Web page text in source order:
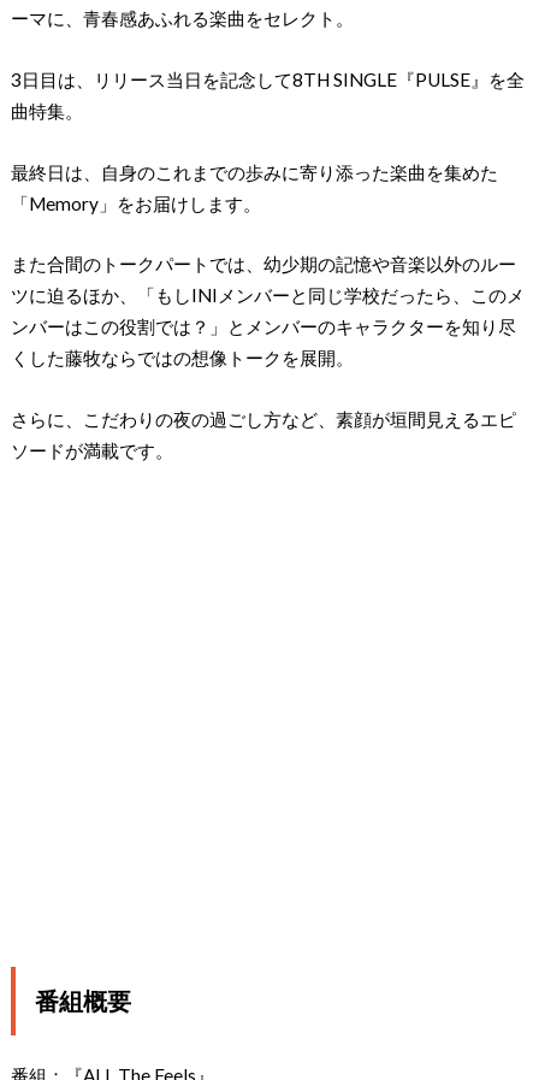
ーマに、青春感あふれる楽曲をセレクト。
3日目は、リリース当日を記念して8TH SINGLE『PULSE』を全
曲特集。
最終日は、自身のこれまでの歩みに寄り添った楽曲を集めた
「Memory」をお届けします。
また合間のトークパートでは、幼少期の記憶や音楽以外のルー
ツに迫るほか、「もしINIメンバーと同じ学校だったら、このメ
ンバーはこの役割では？」とメンバーのキャラクターを知り尽
くした藤牧ならではの想像トークを展開。
さらに、こだわりの夜の過ごし方など、素顔が垣間見えるエピ
ソードが満載です。
番組概要
番組：『ALL The Feels』